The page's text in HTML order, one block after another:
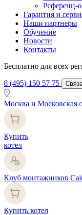
Референц-
Гарантия и
Наши партнеры
Обучение
Новости
Контакты
Бесплатно для всех
8 (495) 150 57 75
Москва и Московская
Купить
котел
Клуб монтажников
Купить котел